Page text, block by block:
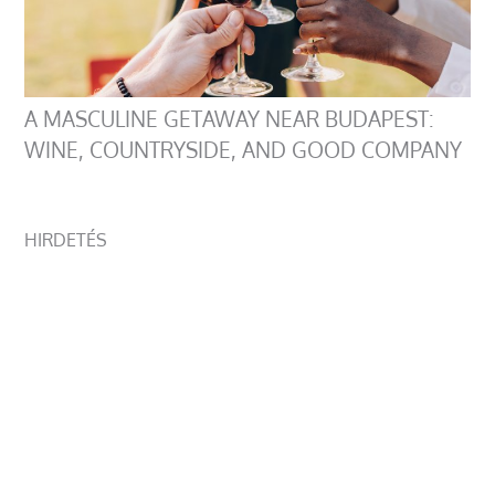
A MASCULINE GETAWAY NEAR BUDAPEST:
WINE, COUNTRYSIDE, AND GOOD COMPANY
HIRDETÉS